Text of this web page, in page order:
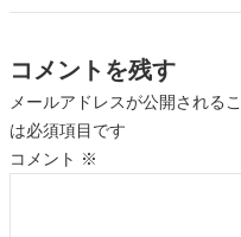
コメントを残す
メールアドレスが公開される
は必須項目です
コメント ※